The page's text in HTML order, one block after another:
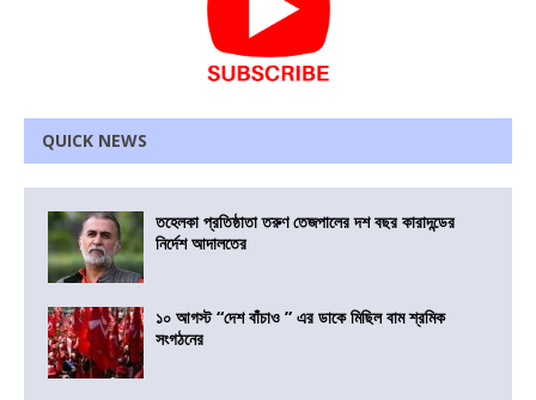
QUICK NEWS
তহেলকা প্রতিষ্ঠাতা তরুণ তেজপালের দশ বছর কারাদন্ডের
নির্দেশ আদালতের
১০ আগস্ট “দেশ বাঁচাও ” এর ডাকে মিছিল বাম শ্রমিক
সংগঠনের